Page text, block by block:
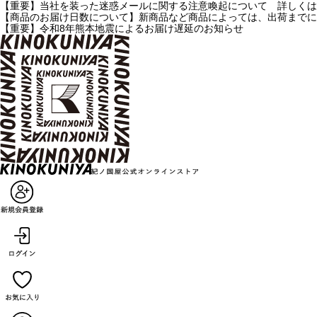
【重要】当社を装った迷惑メールに関する注意喚起について 詳しく
【商品のお届け日数について】新商品など商品によっては、出荷ま
【重要】令和8年熊本地震によるお届け遅延のお知らせ